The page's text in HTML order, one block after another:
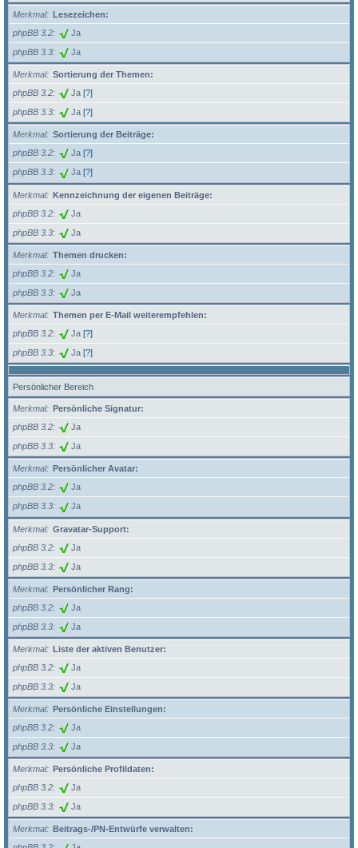
Merkmal
Lesezeichen:
phpBB 3.2
Ja
phpBB 3.3 Ja
Merkmal
Sortierung der Themen:
phpBB 3.2
Ja [?]
phpBB 3.3 Ja [?]
Merkmal
Sortierung der Beiträge:
phpBB 3.2
Ja [?]
phpBB 3.3 Ja [?]
Merkmal
Kennzeichnung der eigenen Beiträge:
phpBB 3.2
Ja
phpBB 3.3 Ja
Merkmal
Themen drucken:
phpBB 3.2
Ja
phpBB 3.3 Ja
Merkmal
Themen per E-Mail weiterempfehlen:
phpBB 3.2
Ja [?]
phpBB 3.3 Ja [?]
Persönlicher Bereich
Merkmal
Persönliche Signatur:
phpBB 3.2
Ja
phpBB 3.3 Ja
Merkmal
Persönlicher Avatar:
phpBB 3.2
Ja
phpBB 3.3 Ja
Merkmal
Gravatar-Support:
phpBB 3.2
Ja
phpBB 3.3 Ja
Merkmal
Persönlicher Rang:
phpBB 3.2
Ja
phpBB 3.3 Ja
Merkmal
Liste der aktiven Benutzer:
phpBB 3.2
Ja
phpBB 3.3 Ja
Merkmal
Persönliche Einstellungen:
phpBB 3.2
Ja
phpBB 3.3 Ja
Merkmal
Persönliche Profildaten:
phpBB 3.2
Ja
phpBB 3.3 Ja
Merkmal
Beitrags-/PN-Entwürfe verwalten: